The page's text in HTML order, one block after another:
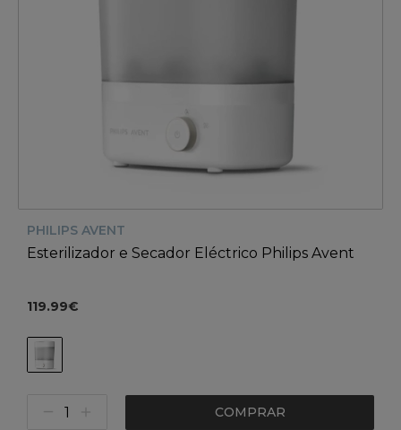
PHILIPS AVENT
Esterilizador e Secador Eléctrico Philips Avent
119.99€
COMPRAR